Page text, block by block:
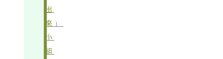
出
來」
小
組